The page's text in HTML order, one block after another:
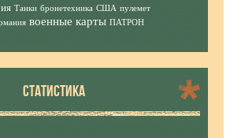
Танки бронетехника США пулемет
военные карты ПАТРОН
СТАТИСТИКА